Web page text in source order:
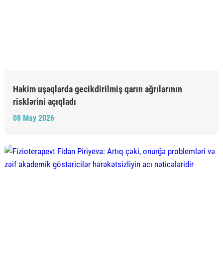
Həkim uşaqlarda gecikdirilmiş qarın ağrılarının
08 May 2026